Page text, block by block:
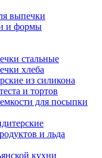
выпечки
и формы
стальные
хлеба
из силикона
и тортов
для посыпки
и льда
кухни